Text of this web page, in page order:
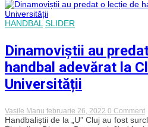
HANDBAL SLIDER
Dinamoviștii au
handbal adevărat la
Universității
Vasile Manu februarie 26, 2022 0 Commenton
Handbaliștii de la „U” Cluj au fost